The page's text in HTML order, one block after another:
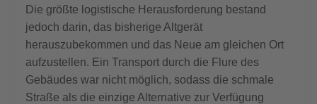
Die größte logistische Herausforderung bestand
jedoch darin, das bisherige Altgerät
herauszubekommen und das Neue am gleichen Ort
aufzustellen. Ein Transport durch die Flure des
Gebäudes war nicht möglich, sodass die schmale
Straße als die einzige Alternative zur Verfügung